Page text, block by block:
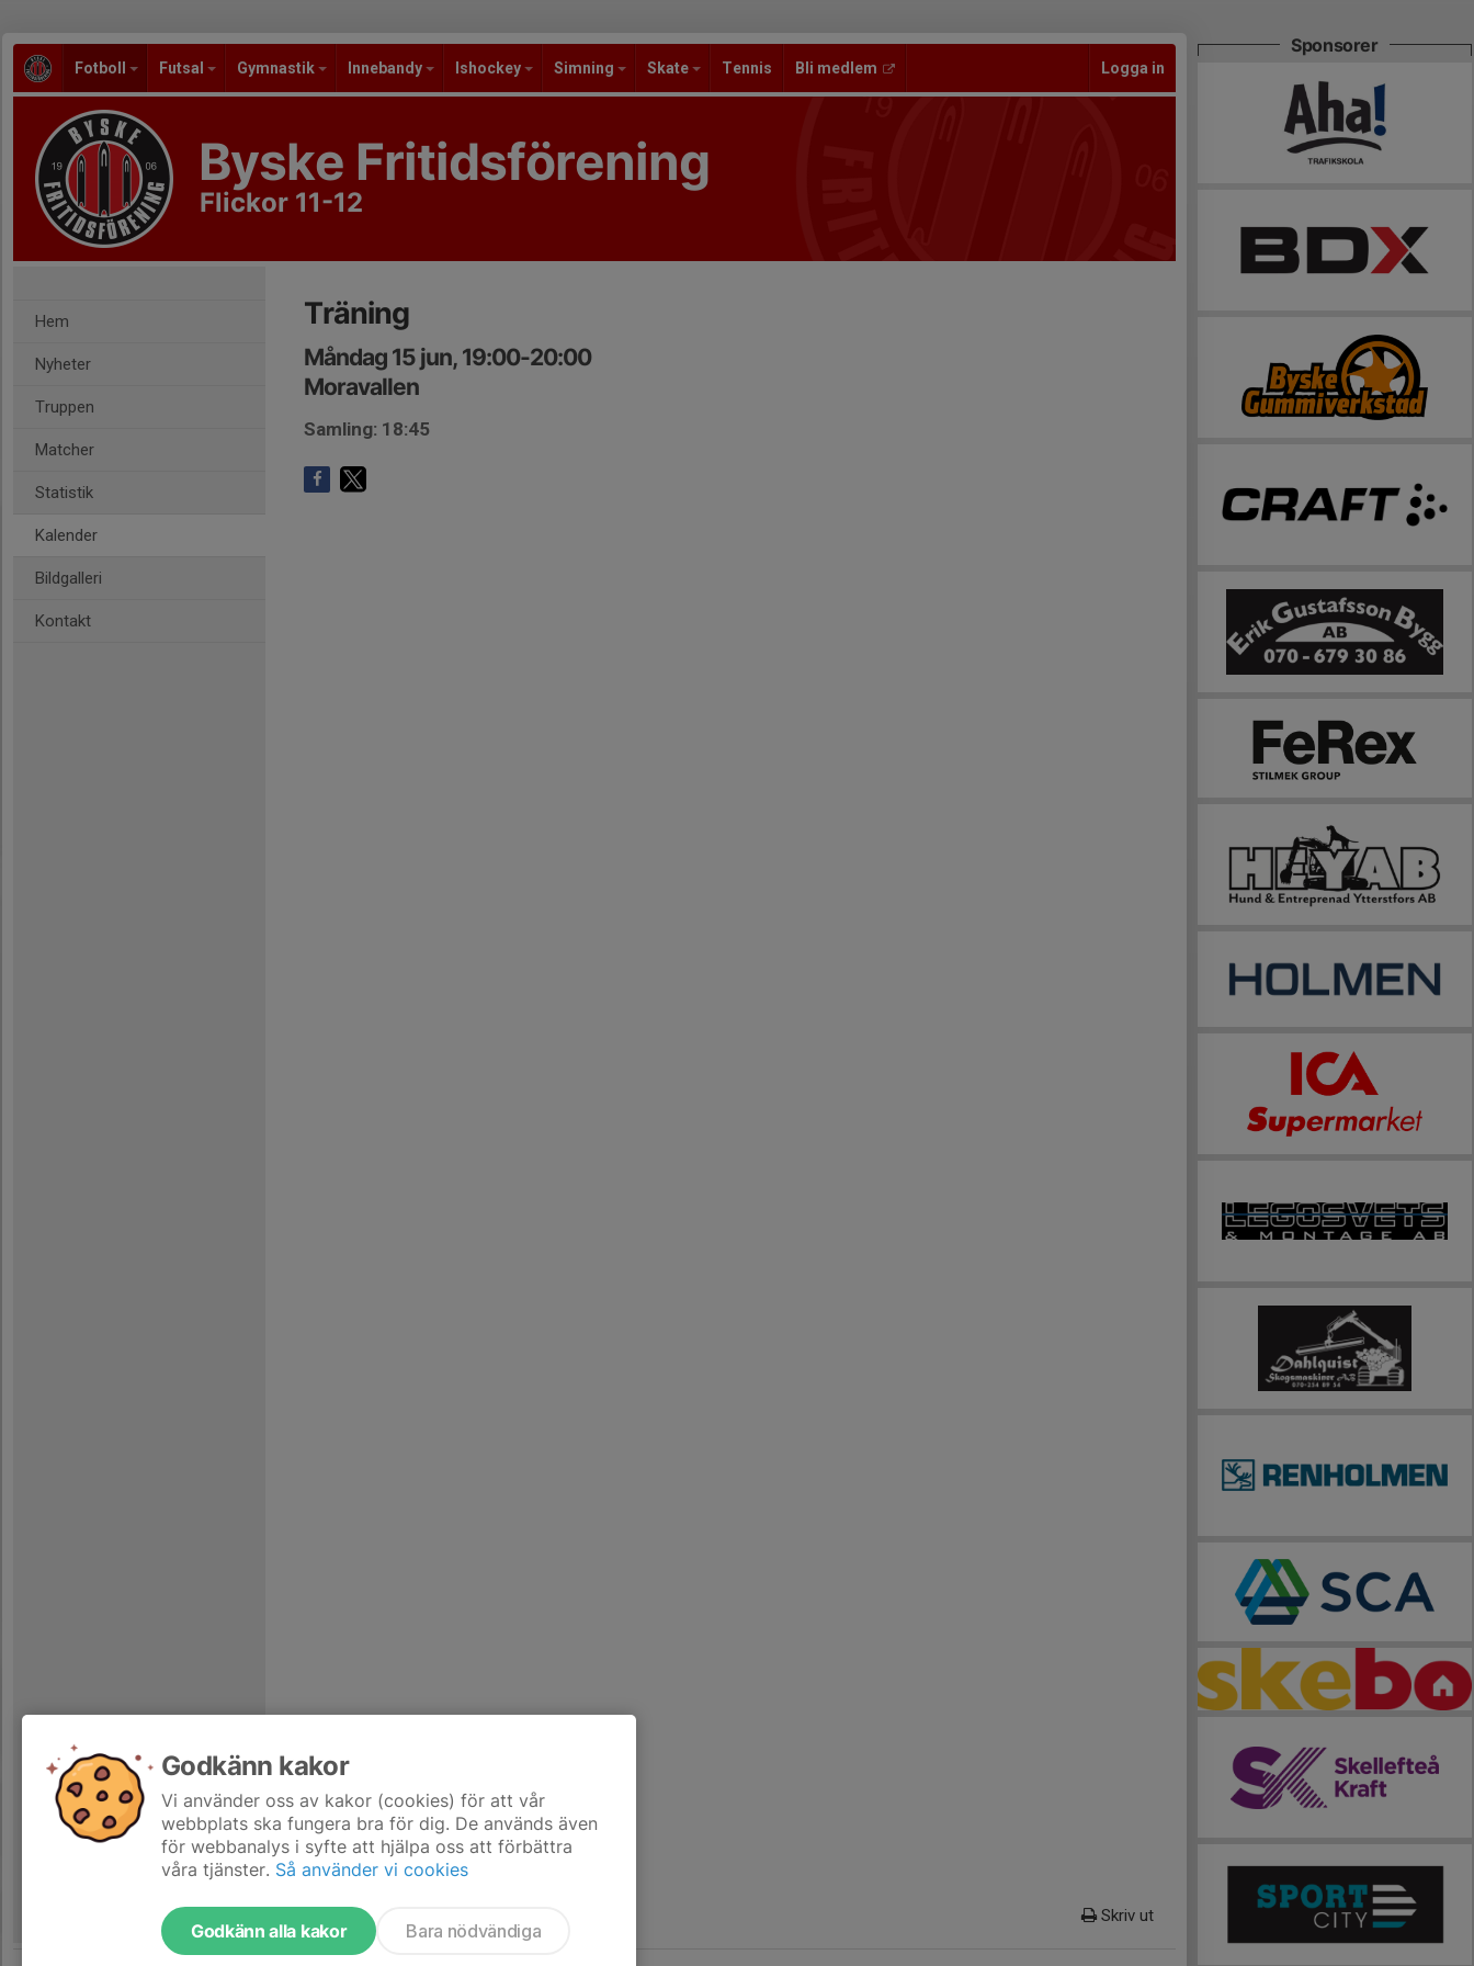
Fotboll Futsal Gymnastik Innebandy Ishockey Simning Skate Tennis Bli medlem Logga in
Byske Fritidsförening
Flickor 11-12
Hem
Nyheter
Truppen
Matcher
Statistik
Kalender
Bildgalleri
Kontakt
Träning
Måndag 15 jun, 19:00-20:00
Moravallen
Samling: 18:45
Skriv ut
Sponsorer
Godkänn kakor
Vi använder oss av kakor (cookies) för att vår
webbplats ska fungera bra för dig. De används även
för webbanalys i syfte att hjälpa oss att förbättra
våra tjänster. Så använder vi cookies
Godkänn alla kakor Bara nödvändiga